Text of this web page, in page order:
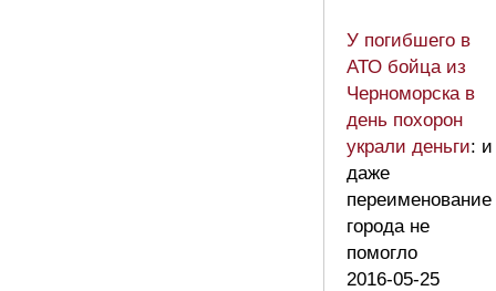
У погибшего в
АТО бойца из
Черноморска в
день похорон
украли деньги: и
даже
переименование
города не
помогло
2016-05-25